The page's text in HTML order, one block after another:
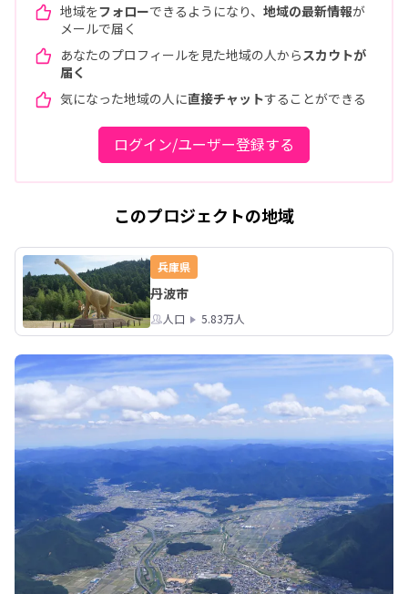
地域をフォローできるようになり、 地域の最新情報が
メールで届く
あなたのプロフィールを見た地域の人から スカウトが
届く
気になった地域の人に直接チャットすることができる
ログイン/ユーザー登録する
このプロジェクトの地域
兵庫県
丹波市
人口 5.83万人